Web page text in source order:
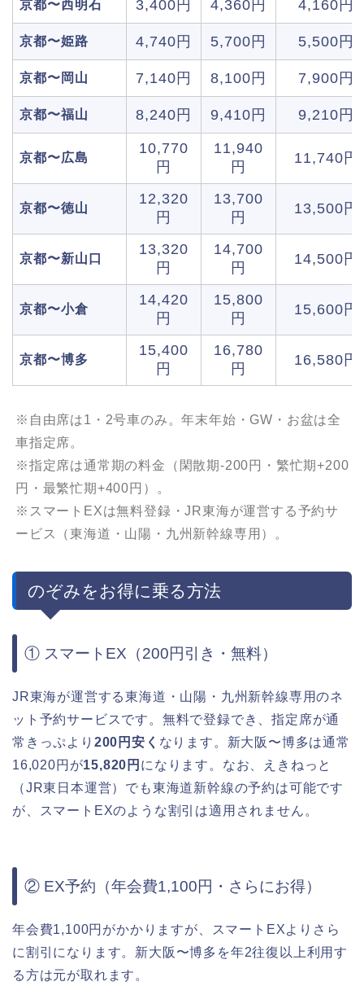
京都〜西明石 3,400円 4,360円 4,160円
京都〜姫路 4,740円 5,700円 5,500円
京都〜岡山 7,140円 8,100円 7,900円
京都〜福山 8,240円 9,410円 9,210円
京都〜広島
10,770
円
11,940
円
11,740円
京都〜徳山
12,320
円
13,700
円
13,500円
京都〜新山口
13,320
円
14,700
円
14,500円
京都〜小倉
14,420
円
15,800
円
15,600円
京都〜博多
15,400
円
16,780
円
16,580円
※自由席は1・2号車のみ。年末年始・GW・お盆は全
車指定席。
※指定席は通常期の料金（閑散期-200円・繁忙期+200
円・最繁忙期+400円）。
※スマートEXは無料登録・JR東海が運営する予約サ
ービス（東海道・山陽・九州新幹線専用）。
のぞみをお得に乗る方法
① スマートEX（200円引き・無料）
JR東海が運営する東海道・山陽・九州新幹線専用のネ
ット予約サービスです。無料で登録でき、指定席が通
常きっぷより 200円安く なります。新大阪〜博多は通常
16,020円が15,820円 になります。なお、えきねっと
（JR東日本運営）でも東海道新幹線の予約は可能です
が、スマートEXのような割引は適用されません。
② EX予約（年会費1,100円・さらにお得）
年会費1,100円がかかりますが、スマートEXよりさら
に割引になります。新大阪〜博多を年2往復以上利用す
る方は元が取れます。